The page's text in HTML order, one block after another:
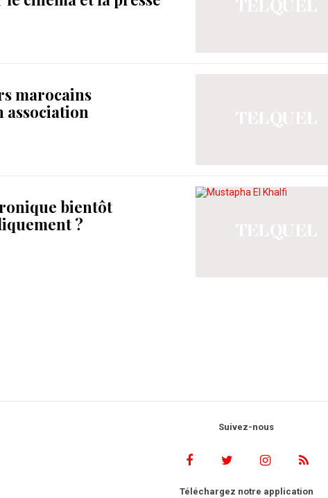
marocains
association
bientôt
?
Suivez-nous
Téléchargez notre application